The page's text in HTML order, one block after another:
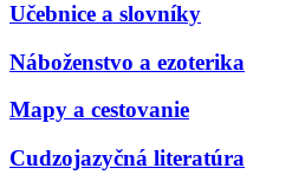
Učebnice a slovníky
Náboženstvo a ezoterika
Mapy a cestovanie
Cudzojazyčná literatúra